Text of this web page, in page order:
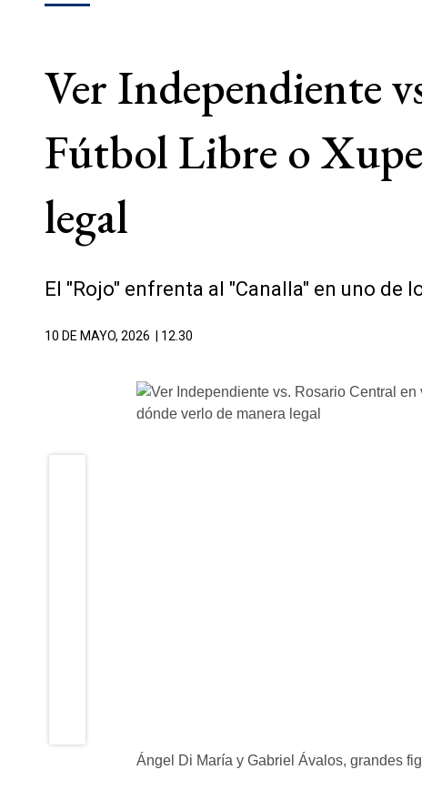
Ver Independiente
Fútbol Libre o
legal
El "Rojo" enfrenta al "Canalla" en uno de
10 DE MAYO, 2026 | 12.30
Ángel Di María y Gabriel Ávalos, grandes